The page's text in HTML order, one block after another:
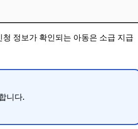
정보가 확인되는 아동은 소급 지급
니다.